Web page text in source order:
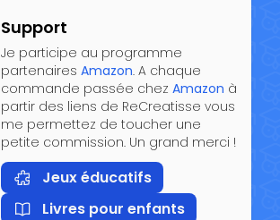
Support
Je participe au programme
partenaires Amazon. A chaque
commande passée chez Amazon à
partir des liens de ReCreatisse vous
me permettez de toucher une
petite commission. Un grand merci !
Jeux éducatifs
Livres pour enfants